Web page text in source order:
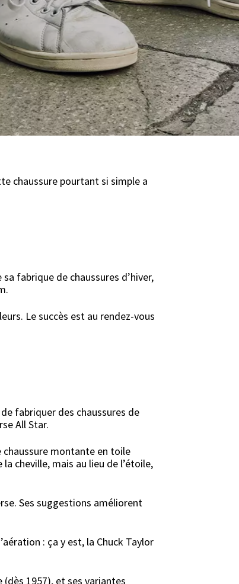
chaussure pourtant si simple a
fabrique de chaussures d’hiver,
Le succès est au rendez-vous
fabriquer des chaussures de
All Star.
chaussure montante en toile
cheville, mais au lieu de l’étoile,
Ses suggestions améliorent
: ça y est, la Chuck Taylor
(dès 1957), et ses variantes